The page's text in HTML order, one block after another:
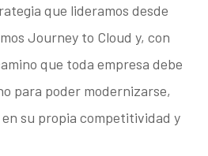
que lideramos desde
Journey to Cloud y, con
que toda empresa debe
para poder modernizarse,
su propia competitividad y